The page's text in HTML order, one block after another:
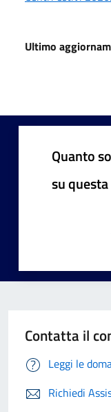
Ultimo
Quanto
su
Contatta il
Leggi le
Richiedi